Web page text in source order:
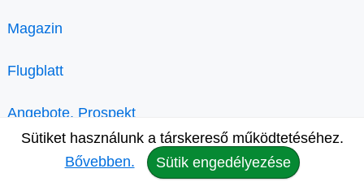
Magazin
Flugblatt
Angebote, Prospekt
Sütiket használunk a társkereső működtetéséhez.
Bővebben.
Sütik engedélyezése